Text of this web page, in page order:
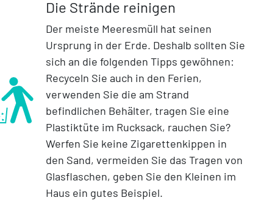
Die Strände reinigen
Der meiste Meeresmüll hat seinen
Ursprung in der Erde. Deshalb sollten Sie
sich an die folgenden Tipps gewöhnen:
Recyceln Sie auch in den Ferien,
verwenden Sie die am Strand
befindlichen Behälter, tragen Sie eine
Plastiktüte im Rucksack, rauchen Sie?
Werfen Sie keine Zigarettenkippen in
den Sand, vermeiden Sie das Tragen von
Glasflaschen, geben Sie den Kleinen im
Haus ein gutes Beispiel.